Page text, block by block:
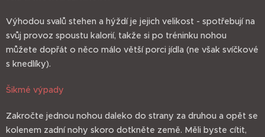
Výhodou svalů stehen a hýždí je jejich velikost - spotřebují na
svůj provoz spoustu kalorií, takže si po tréninku nohou
můžete dopřát o něco málo větší porci jídla (ne však svíčkové
s knedlíky).
Šikmé výpady
Zakročte jednou nohou daleko do strany za druhou a opět se
kolenem zadní nohy skoro dotkněte země. Měli byste cítit,